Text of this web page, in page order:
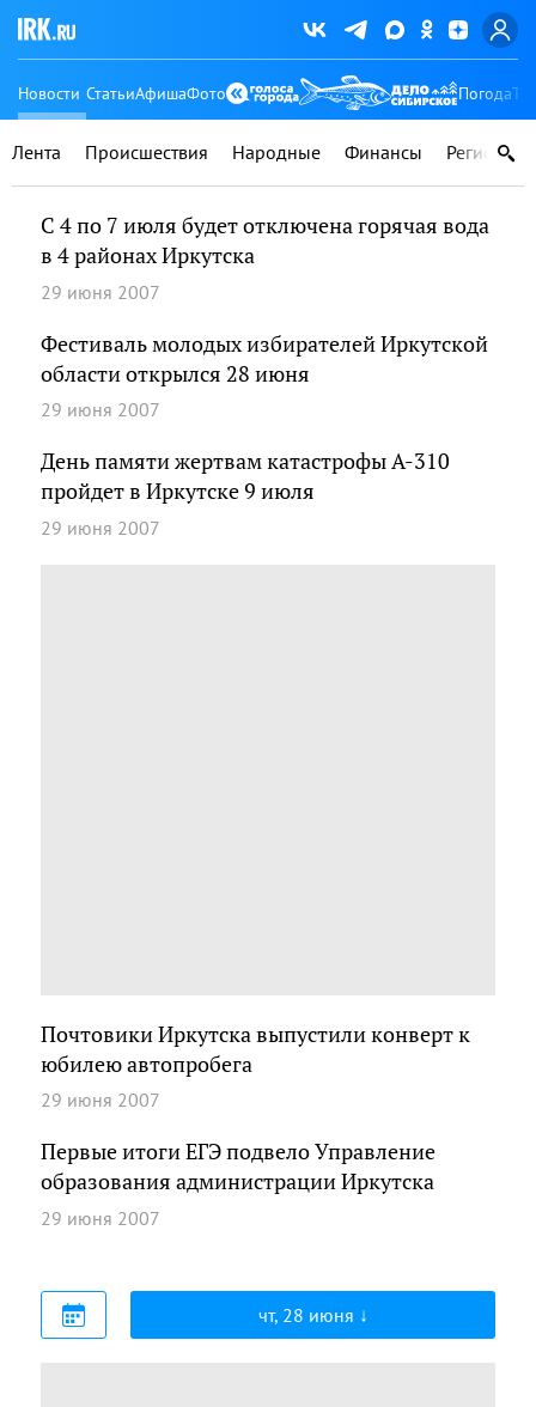
Новости СтатьиАфишаФото Погода
Лента Происшествия Народные Финансы Регионы
С 4 по 7 июля будет отключена горячая вода
в 4 районах Иркутска
29 июня 2007
Фестиваль молодых избирателей Иркутской
области открылся 28 июня
29 июня 2007
День памяти жертвам катастрофы А-310
пройдет в Иркутске 9 июля
29 июня 2007
Почтовики Иркутска выпустили конверт к
юбилею автопробега
29 июня 2007
Первые итоги ЕГЭ подвело Управление
образования администрации Иркутска
29 июня 2007
чт, 28 июня